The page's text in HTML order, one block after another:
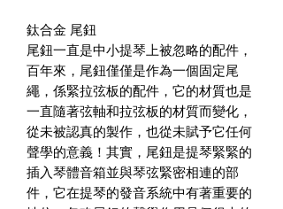
鈦合金 尾鈕
尾鈕一直是中小提琴上被忽略的配件，
百年來，尾鈕僅僅是作為一個固定尾
繩，係緊拉弦板的配件，它的材質也是
一直隨著弦軸和拉弦板的材質而變化，
從未被認真的製作，也從未賦予它任何
聲學的意義！其實，尾鈕是提琴緊緊的
插入琴體音箱並與琴弦緊密相連的部
件，它在提琴的發音系統中有著重要的